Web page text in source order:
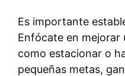
Es importante
Enfócate en mejorar
como estacionar o
pequeñas metas,